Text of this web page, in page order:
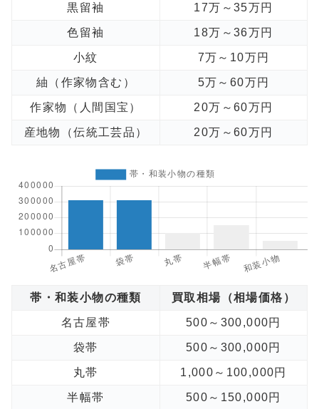
黒留袖 17万～35万円
色留袖 18万～36万円
小紋 7万～10万円
紬（作家物含む） 5万～60万円
作家物（人間国宝） 20万～60万円
産地物（伝統工芸品） 20万～60万円
帯・和装小物の種類 買取相場（相場価格）
名古屋帯 500～300,000円
袋帯 500～300,000円
丸帯 1,000～100,000円
半幅帯 500～150,000円